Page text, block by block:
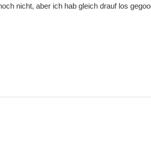
nicht, aber ich hab gleich drauf los